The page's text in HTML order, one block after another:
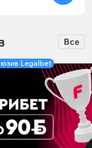
Все
Legalbet